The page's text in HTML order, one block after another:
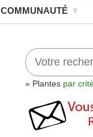
COMMUNAUTÉ
» Plantes par